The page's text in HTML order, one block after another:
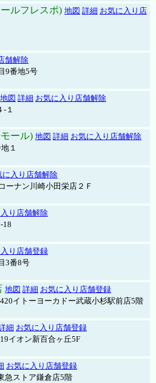
ルフレスポ) 地図 詳細 お気に入り店
舗解除
9番地5号
地図 詳細 お気に入り店舗解除
-１
ール) 地図 詳細 お気に入り店舗解除
１
に入り店舗解除
ーナン川崎小田栄店２Ｆ
り店舗解除
18
り店舗登録
3番8号
地図 詳細 お気に入り店舗登録
イトーヨーカドー武蔵小杉駅前店5階
細 お気に入り店舗登録
イオン新百合ヶ丘5F
お気に入り店舗登録
急ストア鎌倉店5階